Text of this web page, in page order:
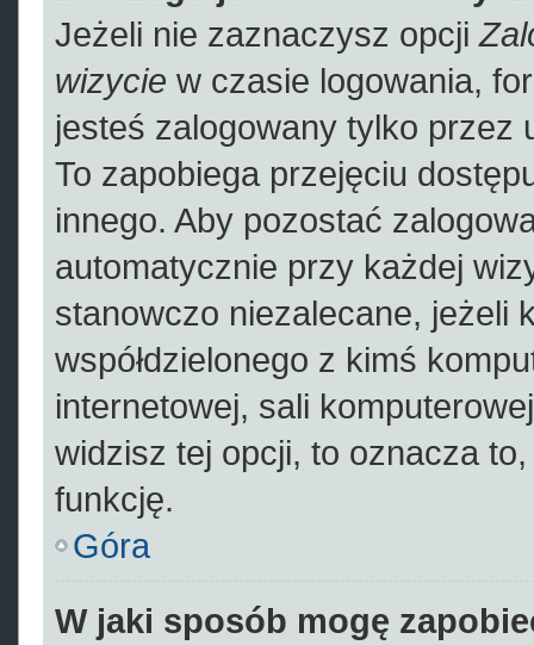
Jeżeli nie zaznaczysz opcji
wizycie w czasie logowania,
jesteś zalogowany tylko przez
To zapobiega przejęciu
innego. Aby pozostać
automatycznie przy każdej
stanowczo niezalecane, jeżeli
współdzielonego z kimś
internetowej, sali
widzisz tej opcji, to oznacza
funkcję.
Góra
W jaki sposób mogę